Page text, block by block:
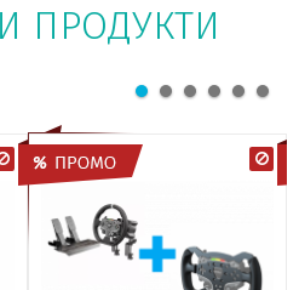
ПРОДУКТИ